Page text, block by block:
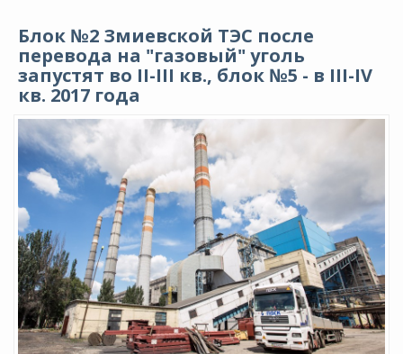
Блок №2 Змиевской ТЭС после
перевода на "газовый" уголь
запустят во II-III кв., блок №5 - в III-IV
кв. 2017 года